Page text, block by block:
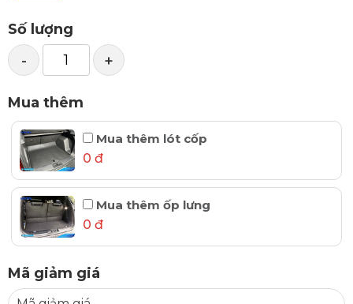
Số lượng
- +
Mua thêm
Mua thêm lót cốp
0 đ
Mua thêm ốp lưng
0 đ
Mã giảm giá